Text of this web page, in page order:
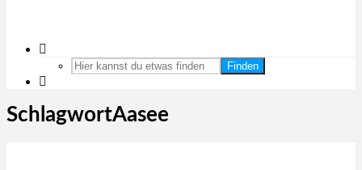
Finden
SchlagwortAasee